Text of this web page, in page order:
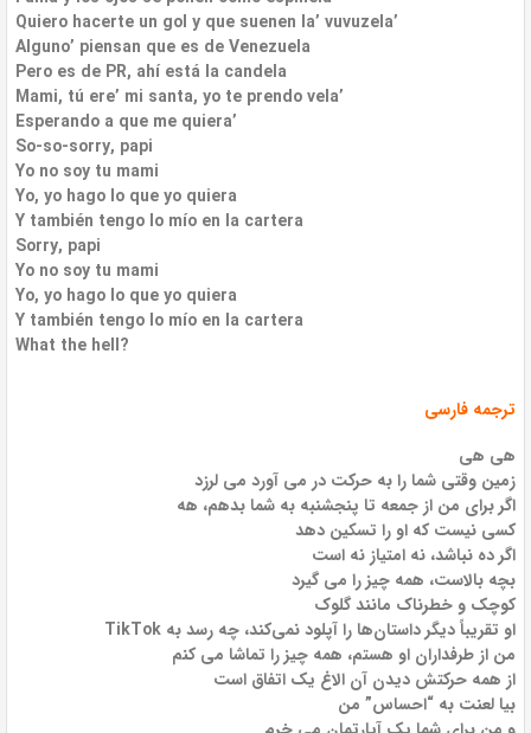
Quiero hacerte un gol y que suenen la’ vuvuzela’
Alguno’ piensan que es de Venezuela
Pero es de PR, ahí está la candela
Mami, tú ere’ mi santa, yo te prendo vela’
Esperando a que me quiera’
So-so-sorry, papi
Yo no soy tu mami
Yo, yo hago lo que yo quiera
Y también tengo lo mío en la cartera
Sorry, papi
Yo no soy tu mami
Yo, yo hago lo que yo quiera
Y también tengo lo mío en la cartera
What the hell?
ترجمه فارسی
هی هی
زمین وقتی شما را به حرکت در می آورد می لرزد
اگر برای من از جمعه تا پنجشنبه به شما بدهم، هه
کسی نیست که او را تسکین دهد
اگر ده نباشد، نه امتیاز نه است
بچه بالاست، همه چیز را می گیرد
کوچک و خطرناک مانند گلوک
او تقریباً دیگر داستان‌ها را آپلود نمی‌کند، چه رسد به TikTok
من از طرفداران او هستم، همه چیز را تماشا می کنم
از همه حرکتش دیدن آن الاغ یک اتفاق است
بیا لعنت به “احساس” من